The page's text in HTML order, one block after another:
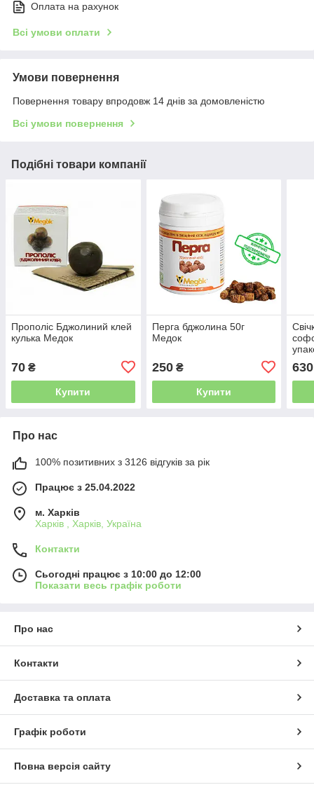
Оплата на рахунок
Всі умови оплати
Умови повернення
Повернення товару впродовж 14 днів за домовленістю
Всі умови повернення
Подібні товари компанії
Прополіс Бджолиний клей
кулька Медок
70 ₴
Купити
Перга бджолина 50г
Медок
250₴
Купити
630
Про нас
100% позитивних з 3126 відгуків за рік
Працює з 25.04.2022
м. Харків
Харків , Харків, Україна
Контакти
Сьогодні працює з 10:00 до 12:00
Показати весь графік роботи
Про нас
Контакти
Доставка та оплата
Графік роботи
Повна версія сайту